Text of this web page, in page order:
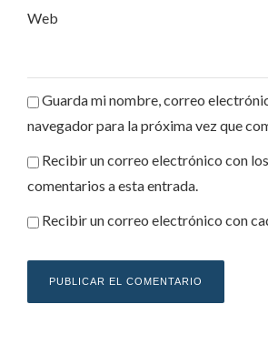
Web
Guarda mi nombre, correo
navegador para la próxima vez que
Recibir un correo electrónico con
comentarios a esta entrada.
Recibir un correo electrónico con